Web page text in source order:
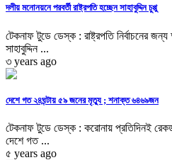
দলীয় মনোনয়নে পরবর্তী রাষ্ট্রপতি হচ্ছেন সাহাবুদ্দিন চুপ্পু
টেকনাফ টুডে ডেস্ক : রাষ্ট্রপতি নির্বাচনের
সাহাবুদ্দিন ...
৩ years ago
দেশে গত ২৪ঘন্টায় ৫৯ জনের মৃত্যু ; শনাক্ত ৬৪৬৯জন
টেকনাফ টুডে ডেস্ক : করোনায় প্রতিদিনই
দেশে গত ...
৫ years ago